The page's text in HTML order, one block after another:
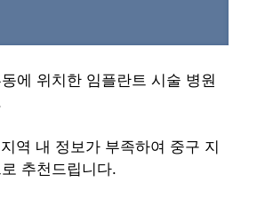
에 위치한 임플란트 시술 병원
역 내 정보가 부족하여 중구 지
추천드립니다.